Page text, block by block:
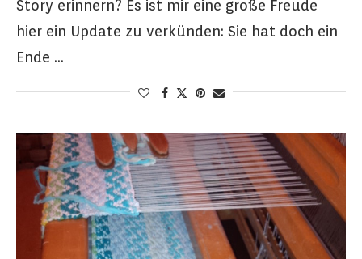
Story erinnern? Es ist mir eine große Freude
hier ein Update zu verkünden: Sie hat doch ein
Ende …